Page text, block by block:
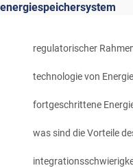
energiespeichersystem
regulatorischer
technologie von
fortgeschrittene
was sind die Vorteile